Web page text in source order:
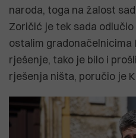
naroda, toga na žalost
Zoričić je tek sada
ostalim gradonačelnicima
rješenje, tako je bilo i
rješenja ništa, poručio je